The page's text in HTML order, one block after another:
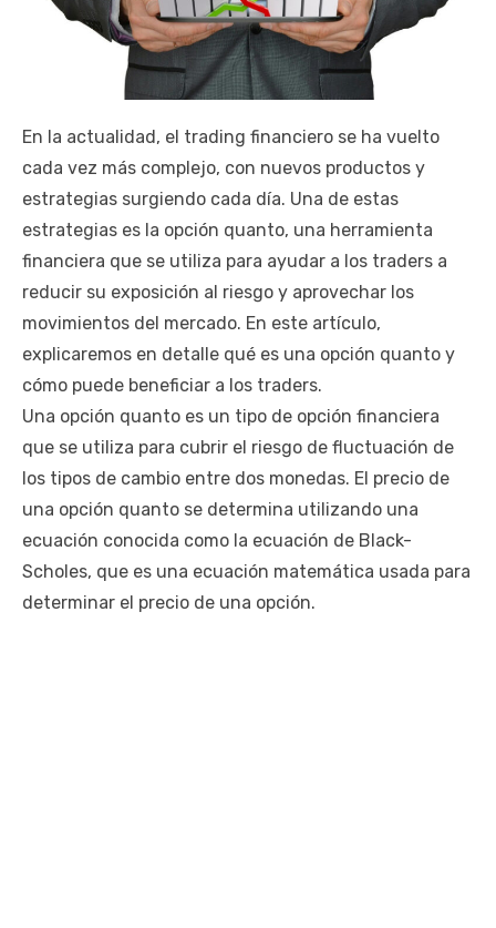
En la actualidad, el trading financiero se ha vuelto
cada vez más complejo, con nuevos productos y
estrategias surgiendo cada día. Una de estas
estrategias es la opción quanto, una herramienta
financiera que se utiliza para ayudar a los traders a
reducir su exposición al riesgo y aprovechar los
movimientos del mercado. En este artículo,
explicaremos en detalle qué es una opción quanto y
cómo puede beneficiar a los traders.
Una opción quanto es un tipo de opción financiera
que se utiliza para cubrir el riesgo de fluctuación de
los tipos de cambio entre dos monedas. El precio de
una opción quanto se determina utilizando una
ecuación conocida como la ecuación de Black-
Scholes, que es una ecuación matemática usada para
determinar el precio de una opción.